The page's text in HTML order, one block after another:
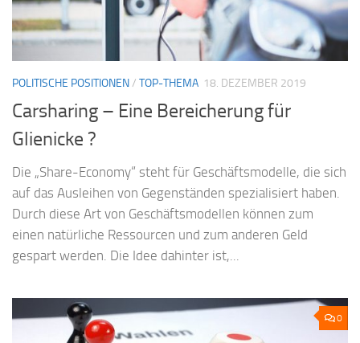
POLITISCHE POSITIONEN/ TOP-THEMA 18. DEZEMBER 2019
Carsharing – Eine Bereicherung für
Glienicke ?
Die „Share-Economy“ steht für Geschäftsmodelle, die sich
auf das Ausleihen von Gegenständen spezialisiert haben.
Durch diese Art von Geschäftsmodellen können zum
einen natürliche Ressourcen und zum anderen Geld
gespart werden. Die Idee dahinter ist,...
0